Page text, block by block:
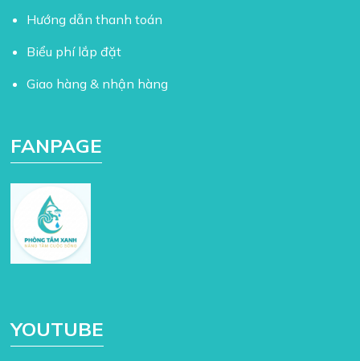
Hướng dẫn thanh toán
Biểu phí lắp đặt
Giao hàng & nhận hàng
FANPAGE
YOUTUBE